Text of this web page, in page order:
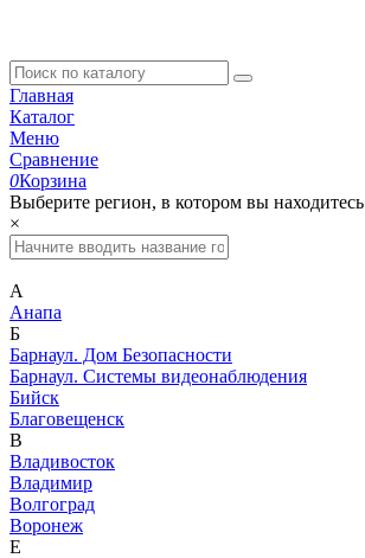
Главная
Каталог
Меню
Сравнение
0Корзина
Выберите регион, в котором вы находитесь
×
А
Анапа
Б
Барнаул. Дом Безопасности
Барнаул. Системы видеонаблюдения
Бийск
Благовещенск
В
Владивосток
Владимир
Волгоград
Воронеж
Е